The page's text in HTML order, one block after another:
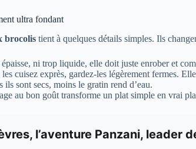
ultra fondant
brocolis tient à quelques détails simples. Ils
ni trop liquide, elle doit juste enrober et
les cuisez exprès, gardez-les légèrement fermes.
ils sont secs, moins le gratin rend d’eau.
au bon goût transforme un plat simple en vrai
l’aventure Panzani, leader